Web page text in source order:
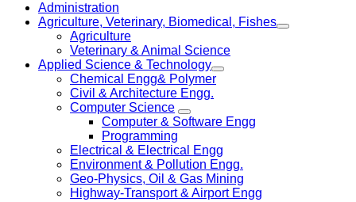
Administration
Agriculture, Veterinary, Biomedical, Fishes
Agriculture
Veterinary & Animal Science
Applied Science & Technology
Chemical Engg& Polymer
Civil & Architecture Engg.
Computer Science
Computer & Software Engg
Programming
Electrical & Electrical Engg
Environment & Pollution Engg.
Geo-Physics, Oil & Gas Mining
Highway-Transport & Airport Engg